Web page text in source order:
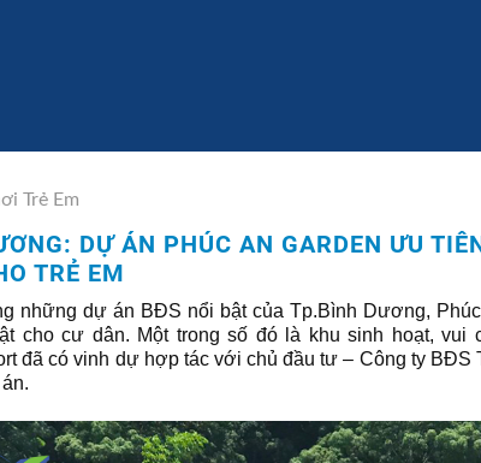
Trẻ Em
DỰ ÁN PHÚC AN GARDEN ƯU
TRẺ EM
những dự án BĐS nổi bật của Tp.Bình Dương,
cho cư dân. Một trong số đó là khu sinh hoạt, vui
đã có vinh dự hợp tác với chủ đầu tư – Công ty BĐS